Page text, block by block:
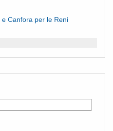
Canfora per le Reni